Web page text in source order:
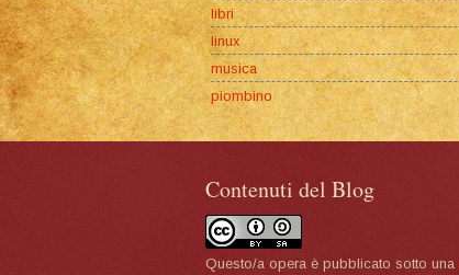
libri
linux
musica
piombino
Contenuti del Blog
Questo/a opera è pubblicato sotto una